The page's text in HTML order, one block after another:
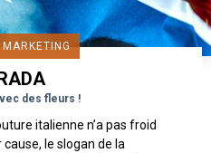
MARKETING
des fleurs !
italienne n’a pas froid
cause, le slogan de la